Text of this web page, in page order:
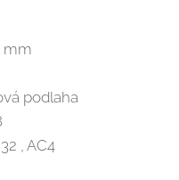
mm
podlaha
32 , AC4